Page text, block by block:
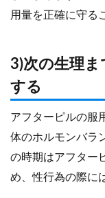
用量を正確に守る
3)次の生理
する
アフターピルの服
体のホルモンバラ
の時期はアフター
め、性行為の際に